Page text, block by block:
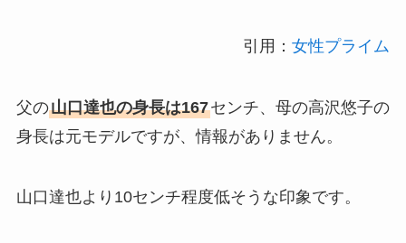
引用：女性プライム
父の山口達也の身長は167センチ、母の高沢悠子の
身長は元モデルですが、情報がありません。
山口達也より10センチ程度低そうな印象です。